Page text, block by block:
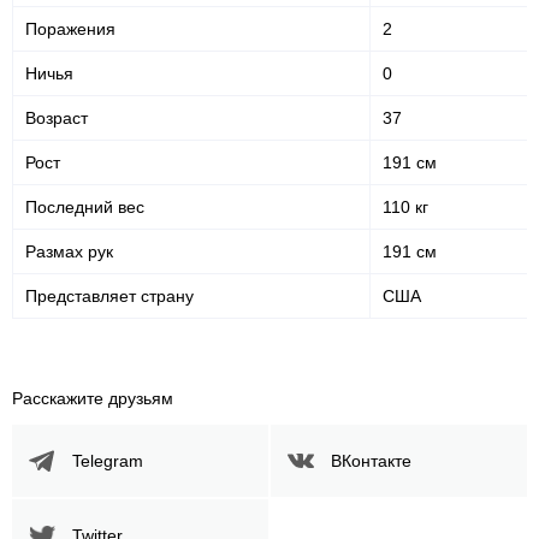
S
Поражения 2
Ничья 0
Возраст 37
Рост 191 см
Последний вес 110 кг
Размах рук 191 см
Представляет страну США
Расскажите друзьям
Telegram ВКонтакте
Twitter